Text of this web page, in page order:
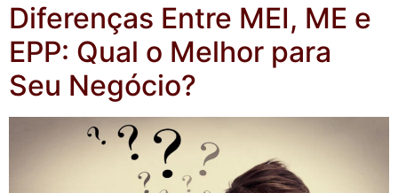
Diferenças Entre MEI, ME e
EPP: Qual o Melhor para
Seu Negócio?